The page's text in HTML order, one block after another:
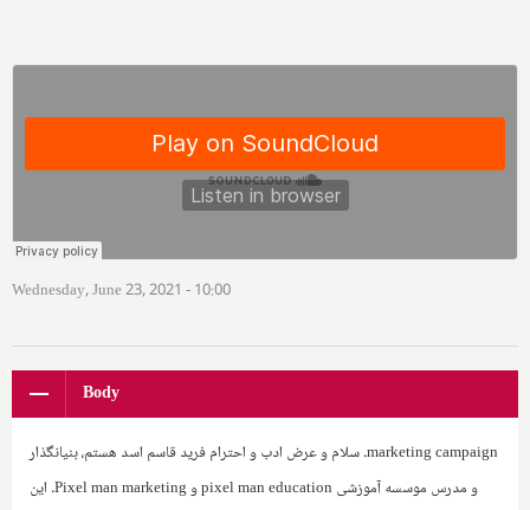
Wednesday, June 23, 2021 - 10:00
Body
marketing campaign. سلام و عرض ادب و احترام فرید قاسم اسد هستم، بنیانگذار
و مدرس موسسه آموزشی pixel man educationو ‌Pixel man marketing. این